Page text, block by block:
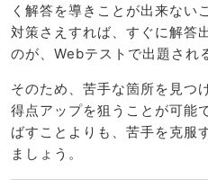
く解答を導きことが出来ない
対策さえすれば、すぐに解答
のが、Webテストで出題され
そのため、苦手な箇所を見つ
得点アップを狙うことが可能
ばすことよりも、苦手を克服
ましょう。